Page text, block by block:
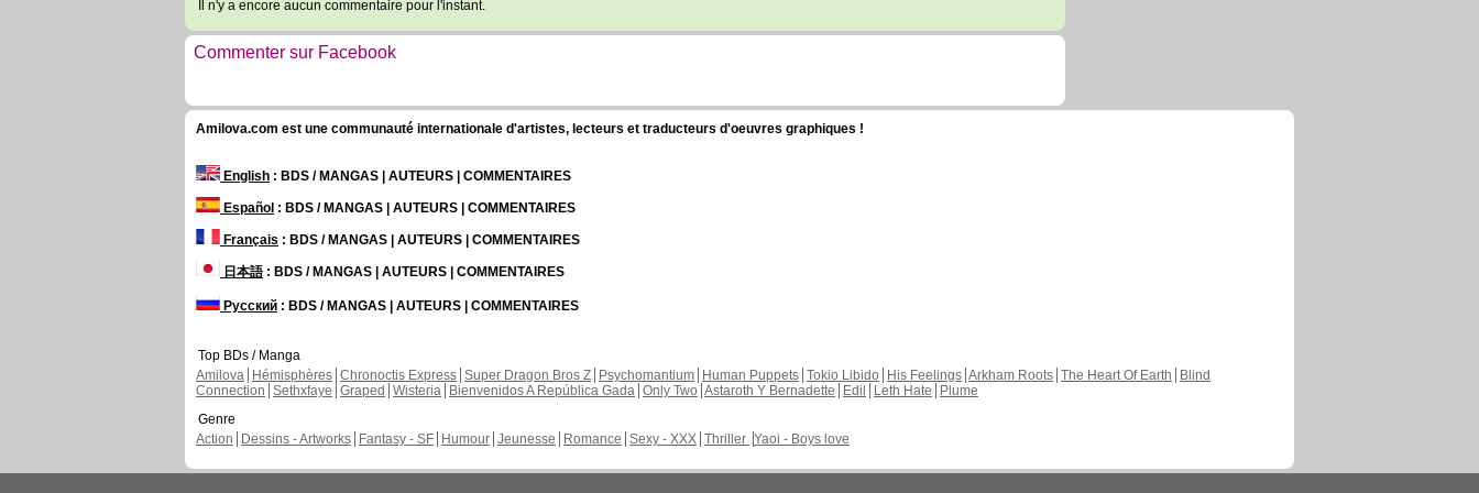
Il n'y a encore aucun commentaire pour l'instant.
Commenter sur Facebook
Amilova.com est une communauté internationale d'artistes, lecteurs et traducteurs d'oeuvres graphiques !
English : BDS / MANGAS | AUTEURS | COMMENTAIRES
Español : BDS / MANGAS | AUTEURS | COMMENTAIRES
Français : BDS / MANGAS | AUTEURS | COMMENTAIRES
日本語: BDS / MANGAS | AUTEURS | COMMENTAIRES
Русский : BDS / MANGAS | AUTEURS | COMMENTAIRES
Top BDs / Manga
Amilova
Hémisphères Chronoctis Express Super Dragon Bros Z Psychomantium Human Puppets Tokio Libido His Feelings Arkham Roots The Heart Of Earth
Blind
Connection Sethxfaye Graped Wisteria Bienvenidos A República Gada Only Two Astaroth Y Bernadette Edil Leth Hate
Plume
Genre
Action
Dessins - Artworks Fantasy - SF Humour Jeunesse Romance Sexy - XXX Thriller Yaoi - Boys love